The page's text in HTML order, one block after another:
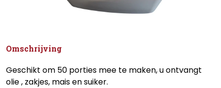
Omschrijving
Geschikt om 50 porties mee te maken, u ontvangt
olie , zakjes, mais en suiker.